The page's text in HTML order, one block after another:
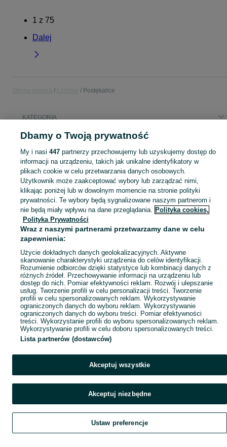
1 z 75
Dalej
Postękalice
KATEGORIA
Popularne wyszukiwania
ziemia drewno sezonowane
Skorzystaj z największego serwisu ogłoszeniowego - Postękalice i okolice! Kupuj to, czego pragniesz i sprzedawaj to, czego już nie potrzebujesz! Zobacz
Mapa kategorii
Mapa miejscowości
Mapa ministron
Szukaj Obserwujesz Dodaj Czat Konto
Dbamy o Twoją prywatność
My i nasi 447partnerzy przechowujemy lub uzyskujemy dostęp do
informacji na urządzeniu, takich jak unikalne identyfikatory w
plikach cookie w celu przetwarzania danych osobowych.
Użytkownik może zaakceptować wybory lub zarządzać nimi,
klikając poniżej lub w dowolnym momencie na stronie polityki
prywatności. Te wybory będą sygnalizowane naszym partnerom i
nie będą miały wpływu na dane przeglądania. Polityka cookies,
Polityka Prywatności
Wraz z naszymi partnerami przetwarzamy dane w celu
zapewnienia:
Użycie dokładnych danych geolokalizacyjnych. Aktywne
skanowanie charakterystyki urządzenia do celów identyfikacji.
Rozumienie odbiorców dzięki statystyce lub kombinacji danych z
różnych źródeł. Przechowywanie informacji na urządzeniu lub
dostęp do nich. Pomiar efektywności reklam. Rozwój i ulepszanie
usług. Tworzenie profili w celu personalizacji treści. Tworzenie
profili w celu spersonalizowanych reklam. Wykorzystywanie
ograniczonych danych do wyboru reklam. Wykorzystywanie
ograniczonych danych do wyboru treści. Pomiar efektywności
treści. Wykorzystanie profili do wyboru spersonalizowanych reklam.
Wykorzystywanie profili w celu doboru spersonalizowanych treści.
Lista partnerów (dostawców)
Akceptuj wszystkie
Akceptuj niezbędne
Ustaw preferencje